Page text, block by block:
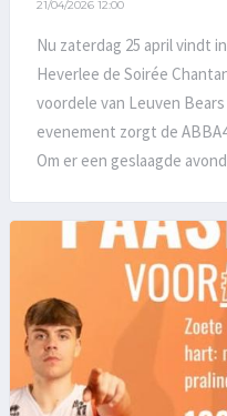
21/04/2026 12:00
Nu zaterdag 25 april vindt
Heverlee de Soirée
voordele van Leuven
evenement zorgt de
Om er een geslaagde